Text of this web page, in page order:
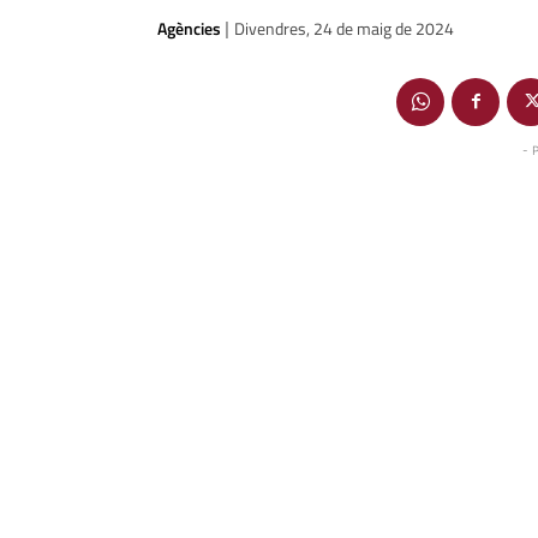
Agències | Divendres, 24 de maig de 2024
-